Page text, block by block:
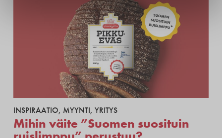
INSPIRAATIO, MYYNTI, YRITYS
Mihin väite ”Suomen suosituin